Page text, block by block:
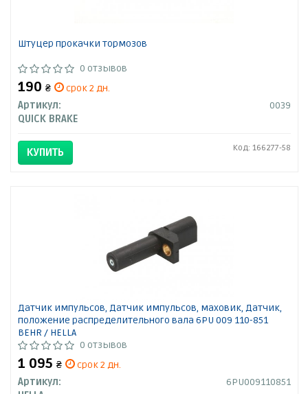
Штуцер прокачки тормозов
0 отзывов
190 ₴
срок 2 дн.
Артикул:
0039
QUICK BRAKE
КУПИТЬ Код: 166277-58
Датчик импульсов, Датчик импульсов, маховик, Датчик,
положение распределительного вала 6PU 009 110-851
BEHR / HELLA
0 отзывов
1 095 ₴
срок 2 дн.
Артикул:
6PU009110851